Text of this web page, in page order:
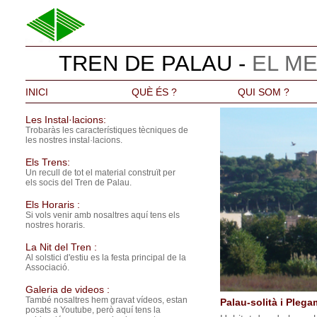
TREN DE PALAU - EL
INICI QUÈ ÉS ? QUI SOM ?
Les Instal·lacions:
Trobaràs les característiques tècniques de
les nostres instal·lacions.
Els Trens:
Un recull de tot el material construït per
els socis del Tren de Palau.
Els Horaris :
Si vols venir amb nosaltres aquí tens els
nostres horaris.
La Nit del Tren :
Al solstici d'estiu es la festa principal de la
Associació.
Galeria de videos :
També nosaltres hem gravat vídeos, estan
posats a Youtube, però aquí tens la
Palau-solità i